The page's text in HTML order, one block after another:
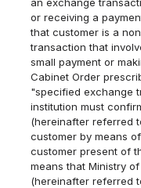
or receiving a
that customer is a
transaction that
small payment or
Cabinet Order
"specified exchange
institution must
(hereinafter referred
customer by means
customer present of
means that Ministry
(hereinafter referred